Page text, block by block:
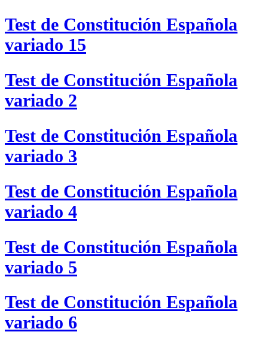
Test de Constitución Española
variado 15
Test de Constitución Española
variado 2
Test de Constitución Española
variado 3
Test de Constitución Española
variado 4
Test de Constitución Española
variado 5
Test de Constitución Española
variado 6